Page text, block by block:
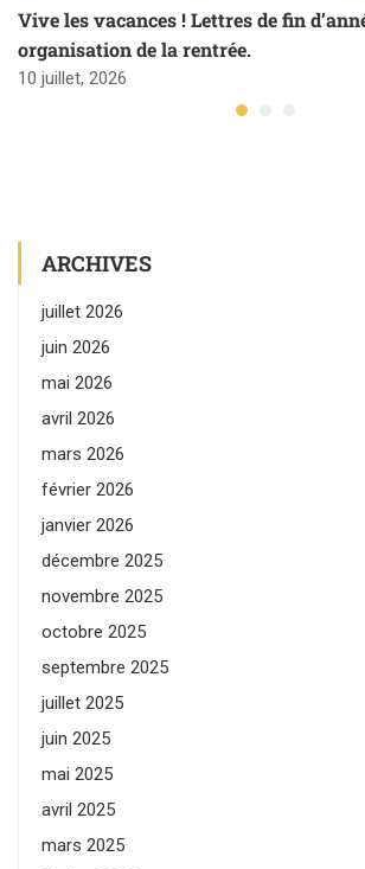
Vive les vacances ! Lettres de fin
organisation de la rentrée.
10 juillet, 2026
ARCHIVES
juillet 2026
juin 2026
mai 2026
avril 2026
mars 2026
février 2026
janvier 2026
décembre 2025
novembre 2025
octobre 2025
septembre 2025
juillet 2025
juin 2025
mai 2025
avril 2025
mars 2025